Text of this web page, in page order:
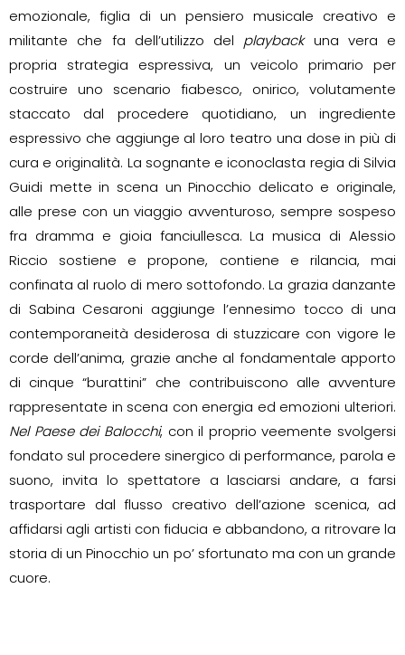
emozionale, figlia di un pensiero musicale creativo e
militante che fa dell’utilizzo del playbackuna vera e
propria strategia espressiva, un veicolo primario per
costruire uno scenario fiabesco, onirico, volutamente
staccato dal procedere quotidiano, un ingrediente
espressivo che aggiunge al loro teatro una dose in più di
cura e originalità. La sognante e iconoclasta regia di Silvia
Guidi mette in scena un Pinocchio delicato e originale,
alle prese con un viaggio avventuroso, sempre sospeso
fra dramma e gioia fanciullesca. La musica di Alessio
Riccio sostiene e propone, contiene e rilancia, mai
confinata al ruolo di mero sottofondo. La grazia danzante
di Sabina Cesaroni aggiunge l’ennesimo tocco di una
contemporaneità desiderosa di stuzzicare con vigore le
corde dell’anima, grazie anche al fondamentale apporto
di cinque “burattini” che contribuiscono alle avventure
rappresentate in scena con energia ed emozioni ulteriori.
Nel Paese dei Balocchi, con il proprio veemente svolgersi
fondato sul procedere sinergico di performance, parola e
suono, invita lo spettatore a lasciarsi andare, a farsi
trasportare dal flusso creativo dell’azione scenica, ad
affidarsi agli artisti con fiducia e abbandono, a ritrovare la
storia di un Pinocchio un po’ sfortunato ma con un grande
cuore.